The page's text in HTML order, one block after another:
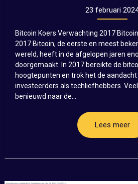
23 februari
Bitcoin Koers Verwachting 2017
2017 Bitcoin, de eerste en meest
wereld, heeft in de afgelopen jaren
doorgemaakt. In 2017 bereikte de
hoogtepunten en trok het de aandacht
investeerders als techliefhebbers.
benieuwd naar de...
Lees meer